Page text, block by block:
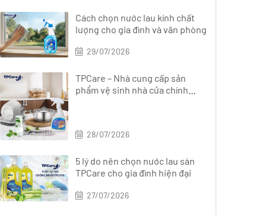
Cách chọn nước lau kính chất
lượng cho gia đình và văn phòng
29/07/2026
TPCare – Nhà cung cấp sản
phẩm vệ sinh nhà cửa chính
28/07/2026
5 lý do nên chọn nước lau sàn
TPCare cho gia đình hiện đại
27/07/2026